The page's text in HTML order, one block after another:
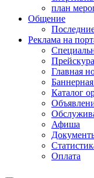
план
Общение
Реклама на
Главная
Каталог
Афиша
Оплата